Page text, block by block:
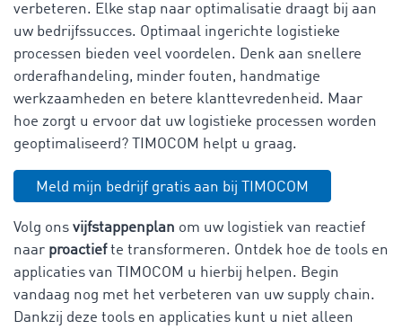
verbeteren. Elke stap naar optimalisatie draagt bij aan
uw bedrijfssucces. Optimaal ingerichte logistieke
processen bieden veel voordelen. Denk aan snellere
orderafhandeling, minder fouten, handmatige
werkzaamheden en betere klanttevredenheid. Maar
hoe zorgt u ervoor dat uw logistieke processen worden
geoptimaliseerd? TIMOCOM helpt u graag.
Meld mijn bedrijf gratis aan bij TIMOCOM
Volg ons vijfstappenplan om uw logistiek van reactief
naar proactiefte transformeren. Ontdek hoe de tools en
applicaties van TIMOCOM u hierbij helpen. Begin
vandaag nog met het verbeteren van uw supply chain.
Dankzij deze tools en applicaties kunt u niet alleen